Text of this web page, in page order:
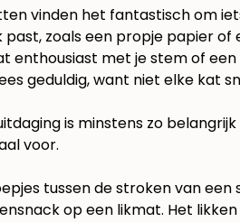
vinden het fantastisch om
zoals een propje papier
enthousiast met je stem of
geduldig, want niet elke
is minstens zo
voor.
tussen de stroken van
op een likmat. Het